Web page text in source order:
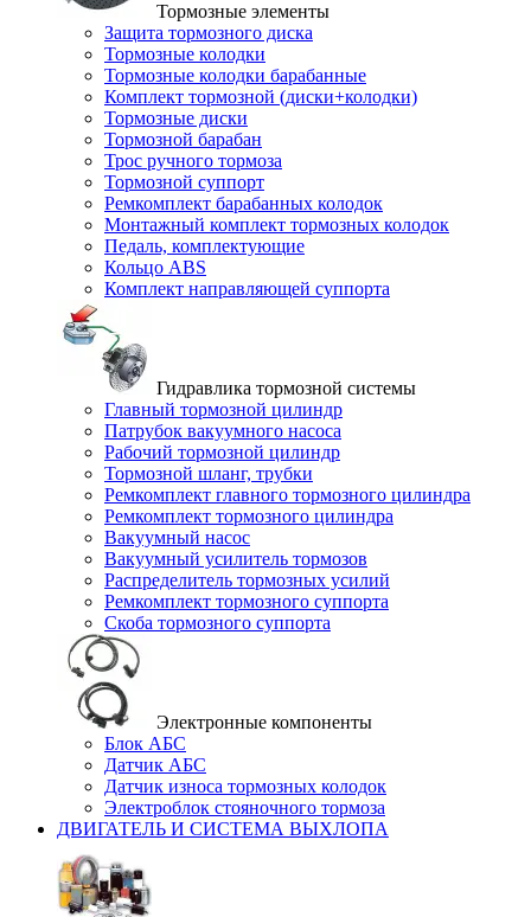
Тормозные элементы
Защита тормозного диска
Тормозные колодки
Тормозные колодки барабанные
Комплект тормозной (диски+колодки)
Тормозные диски
Тормозной барабан
Трос ручного тормоза
Тормозной суппорт
Ремкомплект барабанных колодок
Монтажный комплект тормозных колодок
Педаль, комплектующие
Кольцо ABS
Комплект направляющей суппорта
Гидравлика тормозной системы
Главный тормозной цилиндр
Патрубок вакуумного насоса
Рабочий тормозной цилиндр
Тормозной шланг, трубки
Ремкомплект главного тормозного цилиндра
Ремкомплект тормозного цилиндра
Вакуумный насос
Вакуумный усилитель тормозов
Распределитель тормозных усилий
Ремкомплект тормозного суппорта
Скоба тормозного суппорта
Электронные компоненты
Блок АБС
Датчик АБС
Датчик износа тормозных колодок
Электроблок стояночного тормоза
ДВИГАТЕЛЬ И СИСТЕМА ВЫХЛОПА